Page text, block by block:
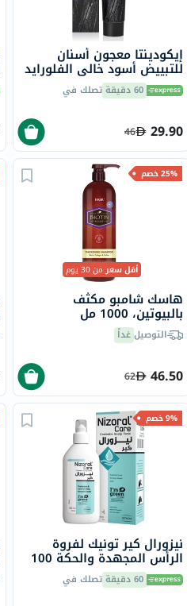
إيكودينتا معجون أسنان
للتبييض أسود خالي الفلورايد
100 مل 60 دقيقة تصلك في
29.90
46
25% خصم
أقل سعرمن 30 يوم
هاسك شامبو مكثف
بالبيوتين، 1000 مل
التوصيلغداً
46.50
62
9% خصم
نيزورال كير تونيك لفروة
الرأس المجهدة والحكة 100
مل 60 دقيقة تصلك في